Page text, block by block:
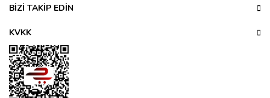
Ürün fiyatı diğer sitelerden daha pahalı.
BİZİ TAKİP EDİN
KVKK